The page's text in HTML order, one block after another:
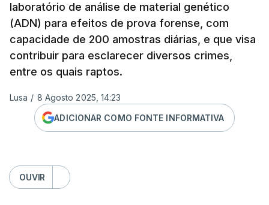
laboratório de análise de material genético
(ADN) para efeitos de prova forense, com
capacidade de 200 amostras diárias, e que visa
contribuir para esclarecer diversos crimes,
entre os quais raptos.
Lusa / 8 Agosto 2025, 14:23
ADICIONAR COMO FONTE INFORMATIVA
OUVIR